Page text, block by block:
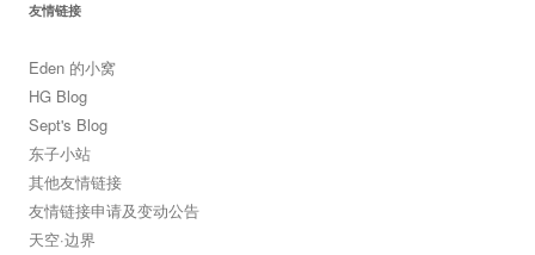
友情链接
Eden 的小窝
HG Blog
Sept's Blog
东子小站
其他友情链接
友情链接申请及变动公告
天空·边界